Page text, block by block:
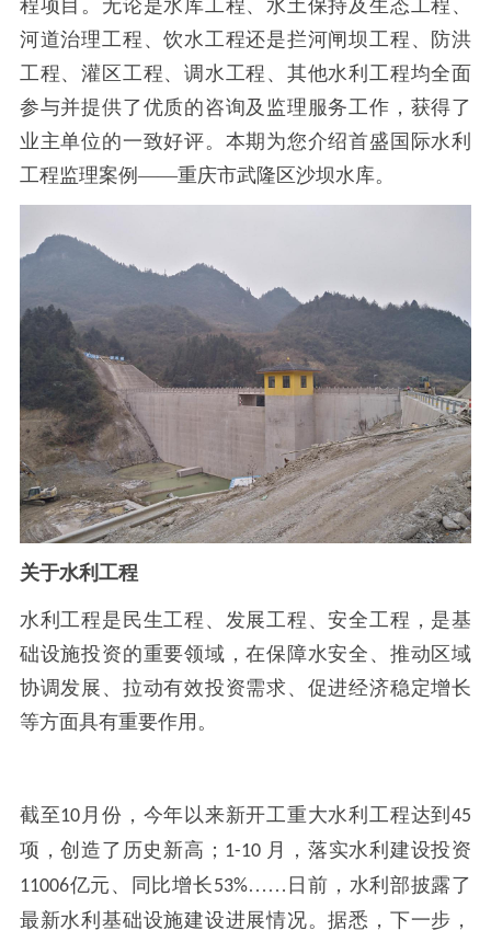
程项目。无论是水库工程、水土保持及生态工程、
河道治理工程、饮水工程还是拦河闸坝工程、防洪
工程、灌区工程、调水工程、其他水利工程均全面
参与并提供了优质的咨询及监理服务工作，获得了
业主单位的一致好评。本期为您介绍首盛国际水利
工程监理案例——重庆市武隆区沙坝水库。
关于水利工程
水利工程是民生工程、发展工程、安全工程，是基
础设施投资的重要领域，在保障水安全、推动区域
协调发展、拉动有效投资需求、促进经济稳定增长
等方面具有重要作用。
截至10 月份，今年以来新开工重大水利工程达到45
项，创造了历史新高； 1-10 月，落实水利建设投资
11006亿元、同比增长53%……日前，水利部披露了
最新水利基础设施建设进展情况。据悉，下一步，